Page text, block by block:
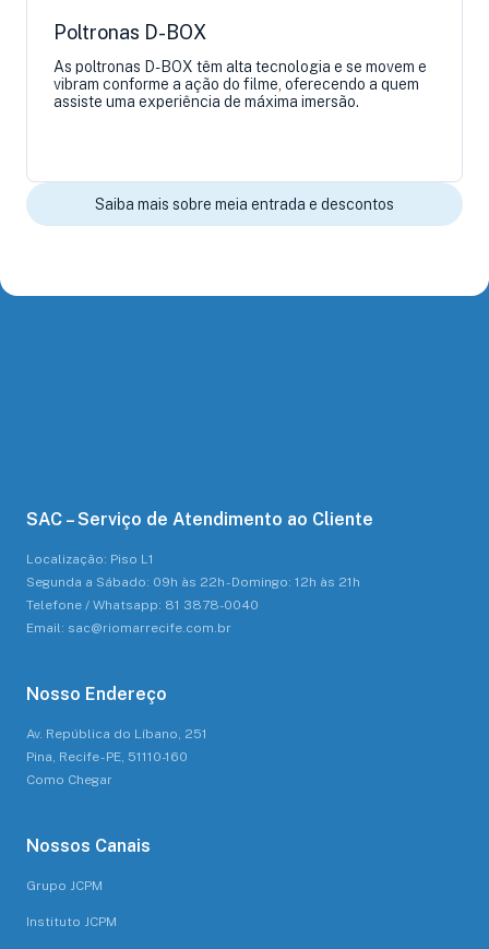
Poltronas D-BOX
As poltronas D-BOX têm alta tecnologia e se movem e
vibram conforme a ação do filme, oferecendo a quem
assiste uma experiência de máxima imersão.
Saiba mais sobre meia entrada e descontos
SAC – Serviço de Atendimento ao Cliente
Localização: Piso L1
Segunda a Sábado: 09h às 22h - Domingo: 12h às 21h
Telefone / Whatsapp: 81 3878-0040
Email: sac@riomarrecife.com.br
Nosso Endereço
Av. República do Líbano, 251
Pina, Recife - PE, 51110-160
Como Chegar
Nossos Canais
Grupo JCPM
Instituto JCPM